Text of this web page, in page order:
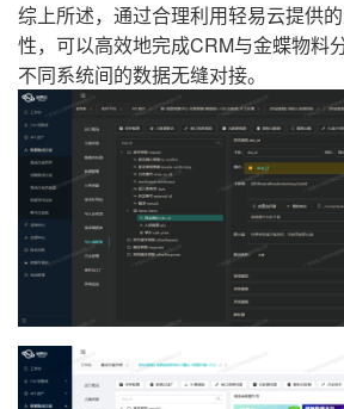
综上所述，通过合理利用轻易云提供
性，可以高效地完成CRM与金蝶物料
不同系统间的数据无缝对接。